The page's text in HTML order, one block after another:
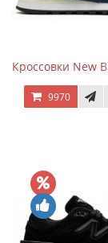
Кроссовки New
9970